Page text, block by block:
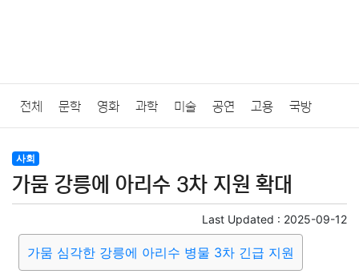
전체 문학 영화 과학 미술 공연 고용 국방
법률
질병 가요 방송 일상 주식 암호화폐 블록체인
결혼 육아 반려동물 패션 미용 증권 인테리어
사회
가뭄 강릉에 아리수 3차 지원 확대
Last Updated : 2025-09-12
가뭄 심각한 강릉에 아리수 병물 3차 긴급 지원